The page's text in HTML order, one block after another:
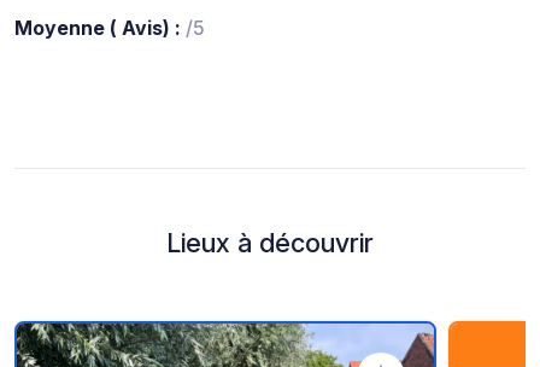
Moyenne ( Avis) : /5
Lieux à découvrir